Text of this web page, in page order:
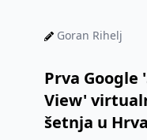
Goran Rihelj
Prva Google
View'
šetnja u